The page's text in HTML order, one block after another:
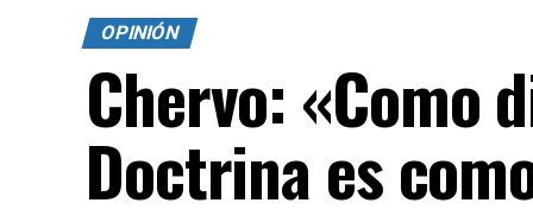
OPINIÓN
Chervo: «Como
Doctrina es